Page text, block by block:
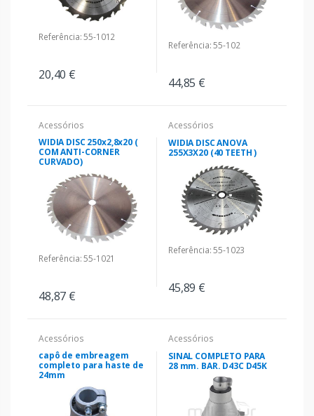
Referência: 55-1012
20,40 €
Referência: 55-102
44,85 €
Acessórios
WIDIA DISC 250x2,8x20 (
COM ANTI-CORNER
CURVADO)
Referência: 55-1021
48,87 €
Acessórios
WIDIA DISC ANOVA
255X3X20 (40 TEETH )
Referência: 55-1023
45,89 €
Acessórios
capô de embreagem
completo para haste de
24mm
Acessórios
SINAL COMPLETO PARA
28 mm. BAR. D43C D45K